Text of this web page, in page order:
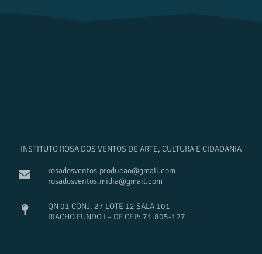
INSTITUTO ROSA DOS VENTOS DE ARTE, CULTURA E CIDADANIA
rosadosventos.producao@gmail.com
rosadosventos.midia@gmail.com
QN 01 CONJ. 27 LOTE 12 SALA 101
RIACHO FUNDO I – DF CEP: 71.805-127